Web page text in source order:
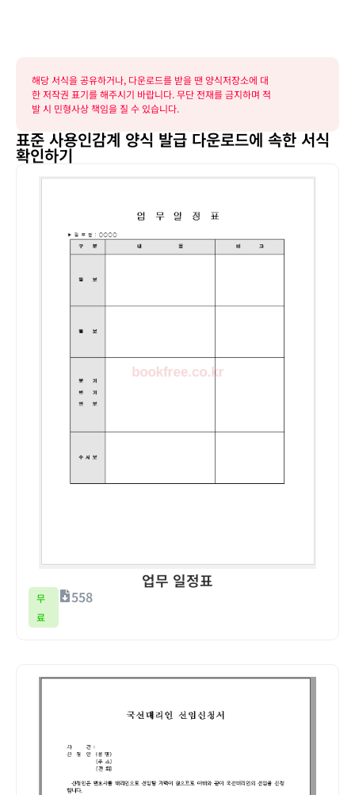
해당 서식을 공유하거나, 다운로드를 받을 땐 양식저장소에 대
한 저작권 표기를 해주시기 바랍니다. 무단 전재를 금지하며 적
발 시 민형사상 책임을 질 수 있습니다.
표준 사용인감계 양식 발급 다운로드에 속한 서식
확인하기
업무 일정표
무
료
558